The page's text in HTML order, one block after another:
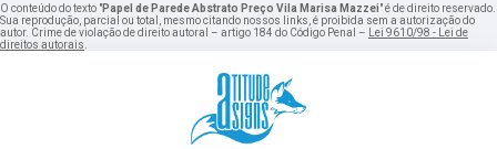
O conteúdo do texto "Papel de Parede Abstrato Preço Vila Marisa Mazzei" é de direito reservado.
Sua reprodução, parcial ou total, mesmo citando nossos links, é proibida sem a autorização do
autor. Crime de violação de direito autoral – artigo 184 do Código Penal –
Lei 9610/98 - Lei de
direitos autorais